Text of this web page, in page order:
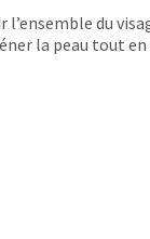
du
la peau tout